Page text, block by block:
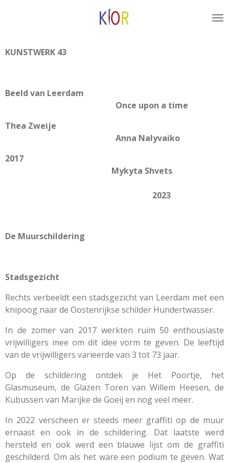
de
KUNSTWERK 43
Beeld van Leerdam
Once upon a time
Thea Zweije
Anna Nalyvaiko
2017
Mykyta Shvets
2023
De Muurschildering
Stadsgezicht
Rechts verbeeldt een stadsgezicht van Leerdam met een
knipoog naar de Oostenrijkse schilder Hundertwasser.
In de zomer van 2017 werkten ruim 50 enthousiaste
vrijwilligers mee om dit idee vorm te geven. De leeftijd
van de vrijwilligers varieerde van 3 tot 73 jaar.
Op de schildering ontdek je Het Poortje, het
Glasmuseum, de Glazen Toren van Willem Heesen, de
Kubussen van Marijke de Goeij en nog veel meer.
In 2022 verscheen er steeds meer graffiti op de muur
ernaast en ook in de schildering. Dat laatste werd
hersteld en ook werd een blauwe lijst om de graffiti
geschilderd. Om als het ware een podium te geven. Wat